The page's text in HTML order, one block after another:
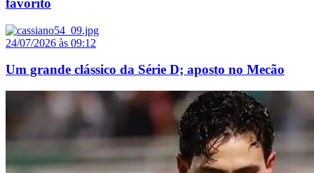
favorito
24/07/2026 às 09:12
Um grande clássico da Série D; aposto no Mecão